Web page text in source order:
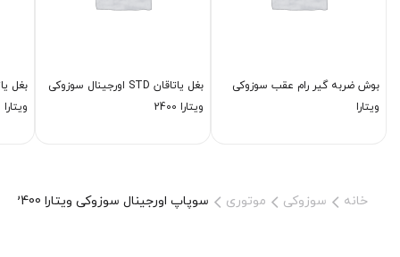
بوش ضربه گیر رام عقب سوزوکی
ویتارا
بغل یاتاقان STD اورجینال سوزوکی
ویتارا 2400
ویتارا 2000
خانه سوزوکی موتوری سوپاپ اورجینال سوزوکی ویتارا 2400